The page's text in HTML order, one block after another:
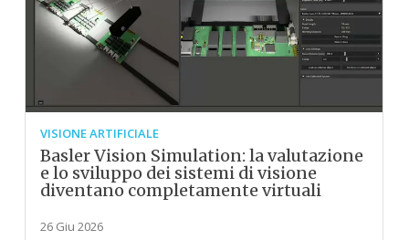
VISIONE ARTIFICIALE
Basler Vision Simulation: la valutazione
e lo sviluppo dei sistemi di visione
diventano completamente virtuali
26 Giu 2026